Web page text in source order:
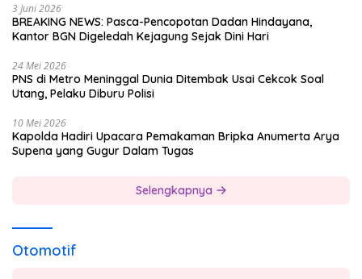
3 Juni 2026
BREAKING NEWS: Pasca-Pencopotan Dadan Hindayana,
Kantor BGN Digeledah Kejagung Sejak Dini Hari
24 Mei 2026
PNS di Metro Meninggal Dunia Ditembak Usai Cekcok Soal
Utang, Pelaku Diburu Polisi
10 Mei 2026
Kapolda Hadiri Upacara Pemakaman Bripka Anumerta Arya
Supena yang Gugur Dalam Tugas
Selengkapnya
Otomotif